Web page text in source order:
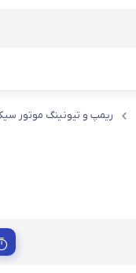
ریمپ و تیونینگ موتور